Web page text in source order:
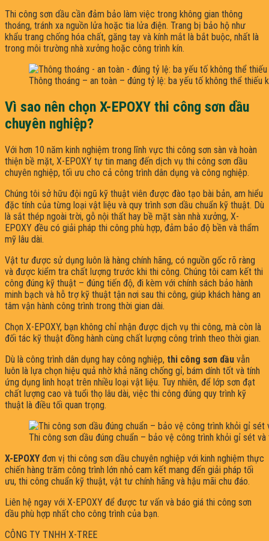
Thi công sơn dầu cần đảm bảo làm việc trong không gian thông
thoáng, tránh xa nguồn lửa hoặc tia lửa điện. Trang bị bảo hộ như
khẩu trang chống hóa chất, găng tay và kính mắt là bắt buộc, nhất là
trong môi trường nhà xưởng hoặc công trình kín.
Thông thoáng – an toàn – đúng tỷ lệ: ba yếu tố không thể thiếu
Vì sao nên chọn X-EPOXY thi công sơn dầu
chuyên nghiệp?
Với hơn 10 năm kinh nghiệm trong lĩnh vực thi công sơn sàn và hoàn
thiện bề mặt, X-EPOXY tự tin mang đến dịch vụ thi công sơn dầu
chuyên nghiệp, tối ưu cho cả công trình dân dụng và công nghiệp.
Chúng tôi sở hữu đội ngũ kỹ thuật viên được đào tạo bài bản, am hiểu
đặc tính của từng loại vật liệu và quy trình sơn dầu chuẩn kỹ thuật. Dù
là sắt thép ngoài trời, gỗ nội thất hay bề mặt sàn nhà xưởng, X-
EPOXY đều có giải pháp thi công phù hợp, đảm bảo độ bền và thẩm
mỹ lâu dài.
Vật tư được sử dụng luôn là hàng chính hãng, có nguồn gốc rõ ràng
và được kiểm tra chất lượng trước khi thi công. Chúng tôi cam kết thi
công đúng kỹ thuật – đúng tiến độ, đi kèm với chính sách bảo hành
minh bạch và hỗ trợ kỹ thuật tận nơi sau thi công, giúp khách hàng an
tâm vận hành công trình trong thời gian dài.
Chọn X-EPOXY, bạn không chỉ nhận được dịch vụ thi công, mà còn là
đối tác kỹ thuật đồng hành cùng chất lượng công trình theo thời gian.
Dù là công trình dân dụng hay công nghiệp, thi công sơn dầu vẫn
luôn là lựa chọn hiệu quả nhờ khả năng chống gỉ, bám dính tốt và tính
ứng dụng linh hoạt trên nhiều loại vật liệu. Tuy nhiên, để lớp sơn đạt
chất lượng cao và tuổi thọ lâu dài, việc thi công đúng quy trình kỹ
thuật là điều tối quan trọng.
Thi công sơn dầu đúng chuẩn – bảo vệ công trình khỏi gỉ sét
X-EPOXY đơn vị thi công sơn dầu chuyên nghiệp với kinh nghiệm thực
chiến hàng trăm công trình lớn nhỏ cam kết mang đến giải pháp tối
ưu, thi công chuẩn kỹ thuật, vật tư chính hãng và hậu mãi chu đáo.
Liên hệ ngay với X-EPOXY để được tư vấn và báo giá thi công sơn
dầu phù hợp nhất cho công trình của bạn.
CÔNG TY TNHH X-TREE